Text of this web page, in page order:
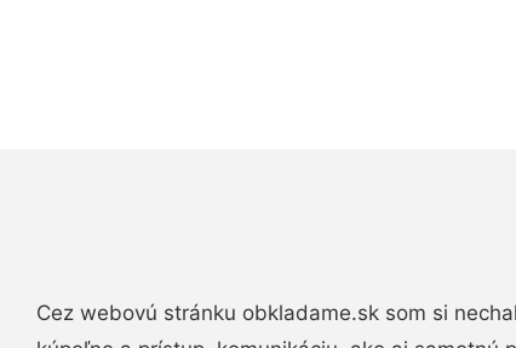
Cez webovú stránku obkladame.sk som si